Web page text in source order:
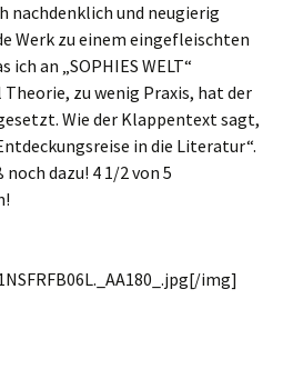
nachdenklich und neugierig
Werk zu einem eingefleischten
ich an „SOPHIES WELT“
zu wenig Praxis, hat der
Wie der Klappentext sagt,
in die Literatur“.
dazu! 4 1/2 von 5
img]